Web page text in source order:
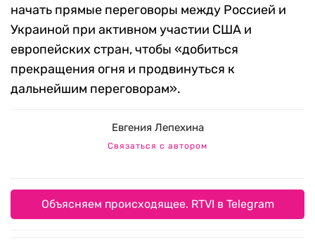
начать прямые переговоры между Россией и
Украиной при активном участии США и
европейских стран, чтобы «добиться
прекращения огня и продвинуться к
дальнейшим переговорам».
Евгения Лепехина
Связаться с автором
Объясняем происходящее. RTVI в Telegram